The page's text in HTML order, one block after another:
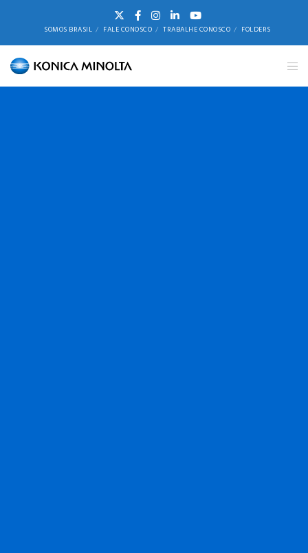
SOMOS BRASIL FALE CONOSCO TRABALHE CONOSCO FOLDERS